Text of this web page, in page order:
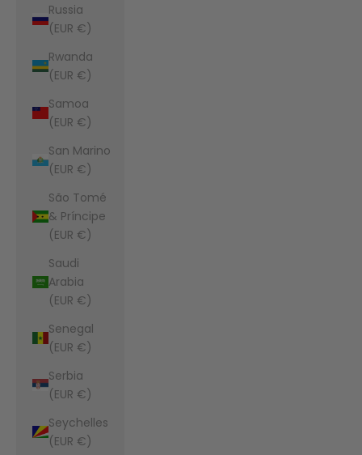
Russia
(EUR €)
Rwanda
(EUR €)
Samoa
(EUR €)
San Marino
(EUR €)
São Tomé
& Príncipe
(EUR €)
Saudi
Arabia
(EUR €)
Senegal
(EUR €)
Serbia
(EUR €)
Seychelles
(EUR €)